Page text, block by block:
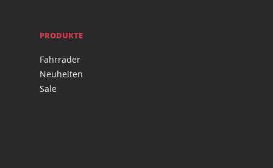
PRODUKTE
Fahrräder
Neuheiten
Sale